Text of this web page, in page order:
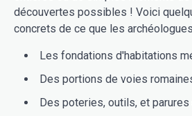
découvertes possibles ! Voici
concrets de ce que les
Les fondations d'habitations
Des portions de voies
Des poteries, outils, et parures